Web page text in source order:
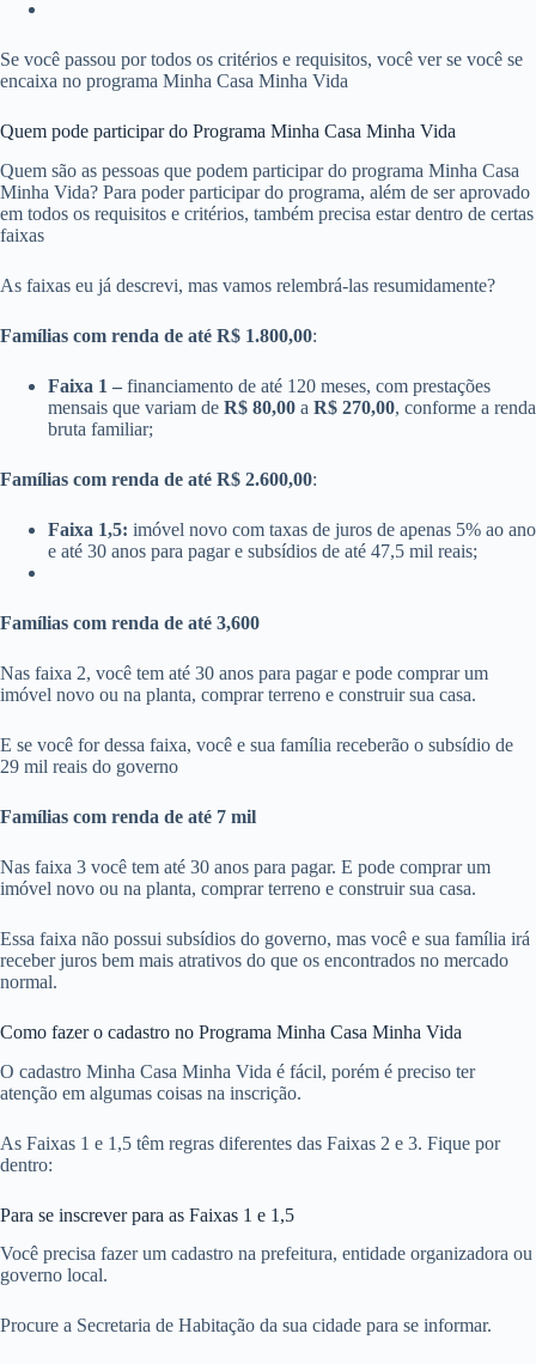
Se você passou por todos os critérios e requisitos, você ver se você se
encaixa no programa Minha Casa Minha Vida
Quem pode participar do Programa Minha Casa Minha Vida
Quem são as pessoas que podem participar do programa Minha Casa
Minha Vida? Para poder participar do programa, além de ser aprovado
em todos os requisitos e critérios, também precisa estar dentro de certas
faixas
As faixas eu já descrevi, mas vamos relembrá-las resumidamente?
Famílias com renda de até R$ 1.800,00:
Faixa 1 – financiamento de até 120 meses, com prestações
mensais que variam de R$ 80,00 a R$ 270,00, conforme a renda
bruta familiar;
Famílias com renda de até R$ 2.600,00:
Faixa 1,5: imóvel novo com taxas de juros de apenas 5% ao ano
e até 30 anos para pagar e subsídios de até 47,5 mil reais;
Famílias com renda de até 3,600
Nas faixa 2, você tem até 30 anos para pagar e pode comprar um
imóvel novo ou na planta, comprar terreno e construir sua casa.
E se você for dessa faixa, você e sua família receberão o subsídio de
29 mil reais do governo
Famílias com renda de até 7 mil
Nas faixa 3 você tem até 30 anos para pagar. E pode comprar um
imóvel novo ou na planta, comprar terreno e construir sua casa.
Essa faixa não possui subsídios do governo, mas você e sua família irá
receber juros bem mais atrativos do que os encontrados no mercado
normal.
Como fazer o cadastro no Programa Minha Casa Minha Vida
O cadastro Minha Casa Minha Vida é fácil, porém é preciso ter
atenção em algumas coisas na inscrição.
As Faixas 1 e 1,5 têm regras diferentes das Faixas 2 e 3. Fique por
dentro:
Para se inscrever para as Faixas 1 e 1,5
Você precisa fazer um cadastro na prefeitura, entidade organizadora ou
governo local.
Procure a Secretaria de Habitação da sua cidade para se informar.